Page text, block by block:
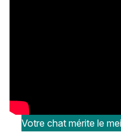
Votre chat mérite le